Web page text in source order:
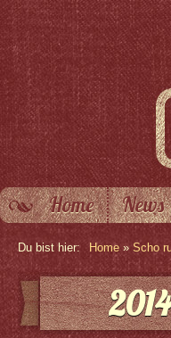
Home News
Du bist hier: Home » Scho